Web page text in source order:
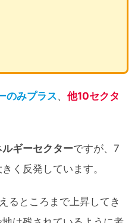
のみプラス、 他10セクタ
ルギーセクターですが、7
く反発しています。
るところまで上昇してき